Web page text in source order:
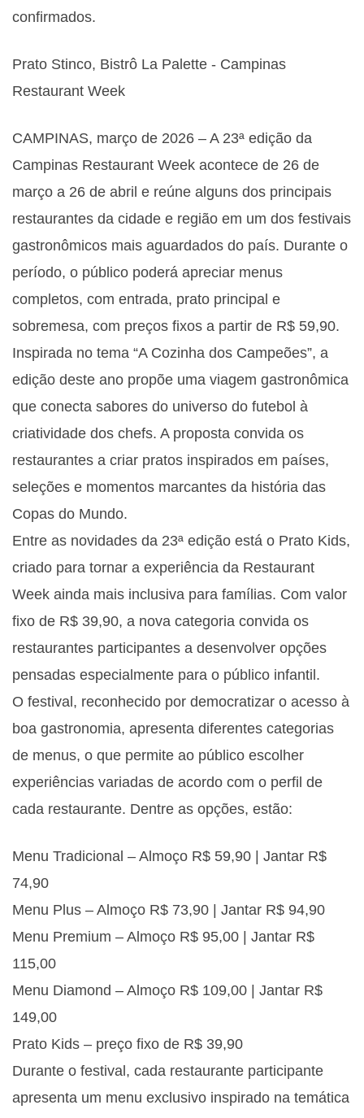
confirmados.
Prato Stinco, Bistrô La Palette - Campinas
Restaurant Week
CAMPINAS, março de 2026 – A 23ª edição da
Campinas Restaurant Week acontece de 26 de
março a 26 de abril e reúne alguns dos principais
restaurantes da cidade e região em um dos festivais
gastronômicos mais aguardados do país. Durante o
período, o público poderá apreciar menus
completos, com entrada, prato principal e
sobremesa, com preços fixos a partir de R$ 59,90.
Inspirada no tema “A Cozinha dos Campeões”, a
edição deste ano propõe uma viagem gastronômica
que conecta sabores do universo do futebol à
criatividade dos chefs. A proposta convida os
restaurantes a criar pratos inspirados em países,
seleções e momentos marcantes da história das
Copas do Mundo.
Entre as novidades da 23ª edição está o Prato Kids,
criado para tornar a experiência da Restaurant
Week ainda mais inclusiva para famílias. Com valor
fixo de R$ 39,90, a nova categoria convida os
restaurantes participantes a desenvolver opções
pensadas especialmente para o público infantil.
O festival, reconhecido por democratizar o acesso à
boa gastronomia, apresenta diferentes categorias
de menus, o que permite ao público escolher
experiências variadas de acordo com o perfil de
cada restaurante. Dentre as opções, estão:
Menu Tradicional – Almoço R$ 59,90 | Jantar R$
74,90
Menu Plus – Almoço R$ 73,90 | Jantar R$ 94,90
Menu Premium – Almoço R$ 95,00 | Jantar R$
115,00
Menu Diamond – Almoço R$ 109,00 | Jantar R$
149,00
Prato Kids – preço fixo de R$ 39,90
Durante o festival, cada restaurante participante
apresenta um menu exclusivo inspirado na temática